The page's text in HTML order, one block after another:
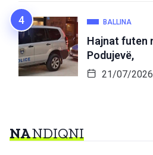
BALLINA
Hajnat futen
Podujevë,
21/07/2026
NANDIQNI